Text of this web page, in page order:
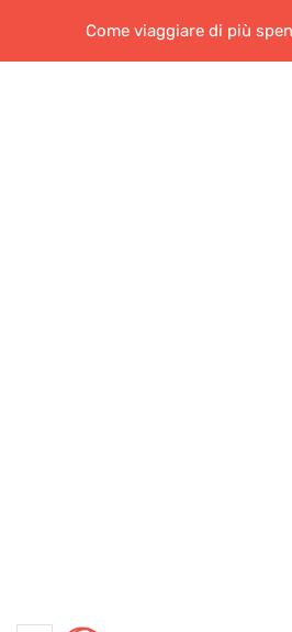
Come viaggiare di più